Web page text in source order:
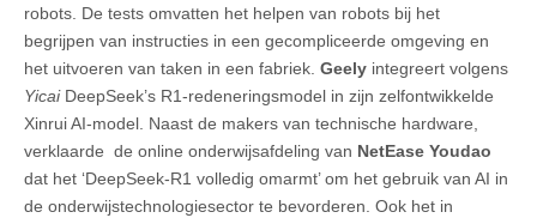
robots. De tests omvatten het helpen van robots bij het
begrijpen van instructies in een gecompliceerde omgeving en
het uitvoeren van taken in een fabriek. Geely integreert volgens
Yicai DeepSeek’s R1-redeneringsmodel in zijn zelfontwikkelde
Xinrui AI-model. Naast de makers van technische hardware,
verklaarde de online onderwijsafdeling van NetEase Youdao
dat het ‘DeepSeek-R1 volledig omarmt’ om het gebruik van AI in
de onderwijstechnologiesector te bevorderen. Ook het in